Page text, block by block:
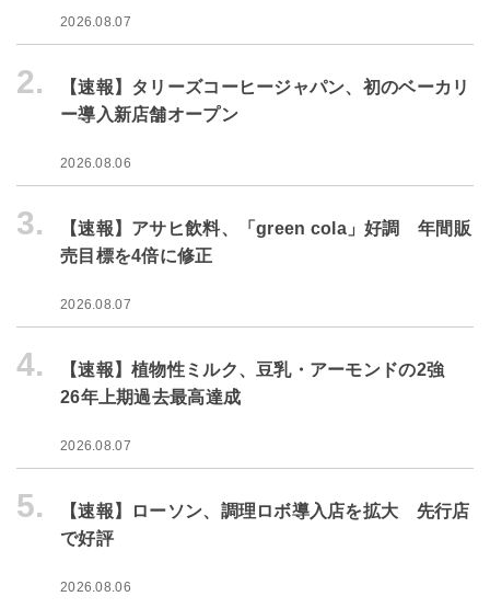
2026.08.07
2.
【速報】タリーズコーヒージャパン、初のベーカリ
ー導入新店舗オープン
2026.08.06
3.
【速報】アサヒ飲料、「green cola」好調 年間販
売目標を4倍に修正
2026.08.07
4.
【速報】植物性ミルク、豆乳・アーモンドの2強
26年上期過去最高達成
2026.08.07
5.
【速報】ローソン、調理ロボ導入店を拡大 先行店
で好評
2026.08.06